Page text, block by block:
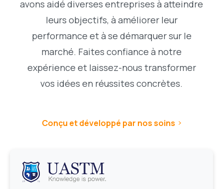
avons aidé diverses entreprises à atteindre
leurs objectifs, à améliorer leur
performance et à se démarquer sur le
marché. Faites confiance à notre
expérience et laissez-nous transformer
vos idées en réussites concrètes.
Conçu et développé par nos soins